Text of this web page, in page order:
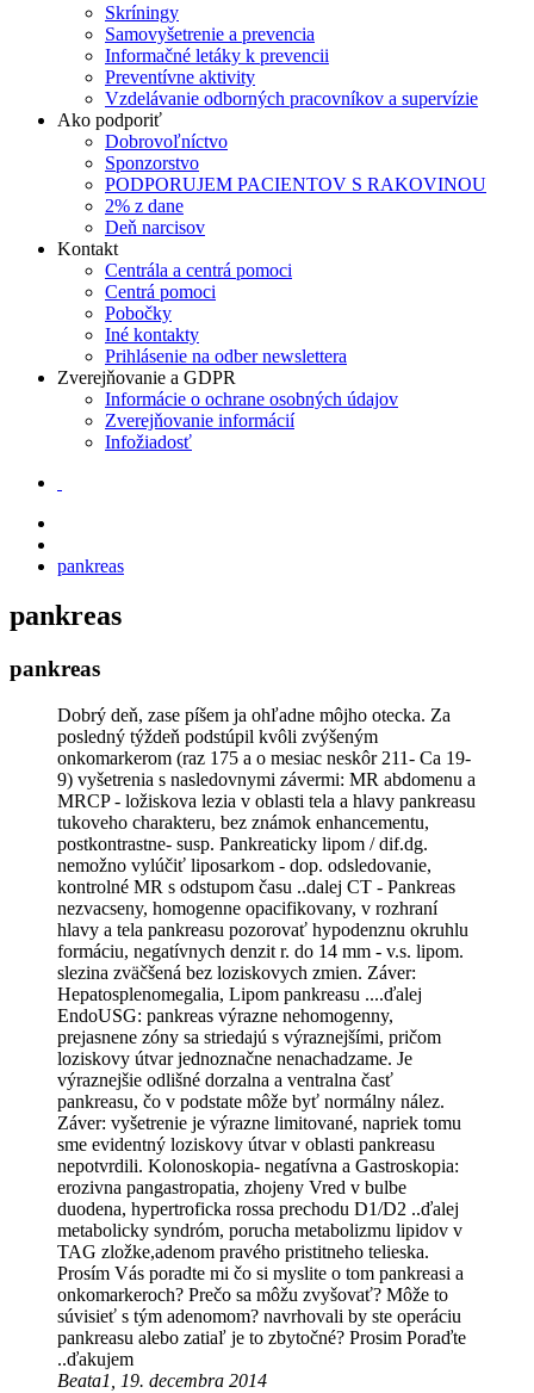
Skríningy
Samovyšetrenie a prevencia
Informačné letáky k prevencii
Preventívne aktivity
Vzdelávanie odborných pracovníkov a supervízie
Ako podporiť
Dobrovoľníctvo
Sponzorstvo
PODPORUJEM PACIENTOV S RAKOVINOU
2% z dane
Deň narcisov
Kontakt
Centrála a centrá pomoci
Centrá pomoci
Pobočky
Iné kontakty
Prihlásenie na odber newslettera
Zverejňovanie a GDPR
Informácie o ochrane osobných údajov
Zverejňovanie informácií
Infožiadosť
pankreas
pankreas
pankreas
Dobrý deň, zase píšem ja ohľadne môjho otecka. Za
posledný týždeň podstúpil kvôli zvýšeným
onkomarkerom (raz 175 a o mesiac neskôr 211- Ca 19-
9) vyšetrenia s nasledovnymi závermi: MR abdomenu a
MRCP - ložiskova lezia v oblasti tela a hlavy pankreasu
tukoveho charakteru, bez známok enhancementu,
postkontrastne- susp. Pankreaticky lipom / dif.dg.
nemožno vylúčiť liposarkom - dop. odsledovanie,
kontrolné MR s odstupom času ..dalej CT - Pankreas
nezvacseny, homogenne opacifikovany, v rozhraní
hlavy a tela pankreasu pozorovať hypodenznu okruhlu
formáciu, negatívnych denzit r. do 14 mm - v.s. lipom.
slezina zväčšená bez loziskovych zmien. Záver:
Hepatosplenomegalia, Lipom pankreasu ....ďalej
EndoUSG: pankreas výrazne nehomogenny,
prejasnene zóny sa striedajú s výraznejšími, pričom
loziskovy útvar jednoznačne nenachadzame. Je
výraznejšie odlišné dorzalna a ventralna časť
pankreasu, čo v podstate môže byť normálny nález.
Záver: vyšetrenie je výrazne limitované, napriek tomu
sme evidentný loziskovy útvar v oblasti pankreasu
nepotvrdili. Kolonoskopia- negatívna a Gastroskopia:
erozivna pangastropatia, zhojeny Vred v bulbe
duodena, hypertroficka rossa prechodu D1/D2 ..ďalej
metabolicky syndróm, porucha metabolizmu lipidov v
TAG zložke,adenom pravého pristitneho telieska.
Prosím Vás poradte mi čo si myslite o tom pankreasi a
onkomarkeroch? Prečo sa môžu zvyšovať? Môže to
súvisieť s tým adenomom? navrhovali by ste operáciu
pankreasu alebo zatiaľ je to zbytočné? Prosim Poraďte
..ďakujem
Beata1, 19. decembra 2014